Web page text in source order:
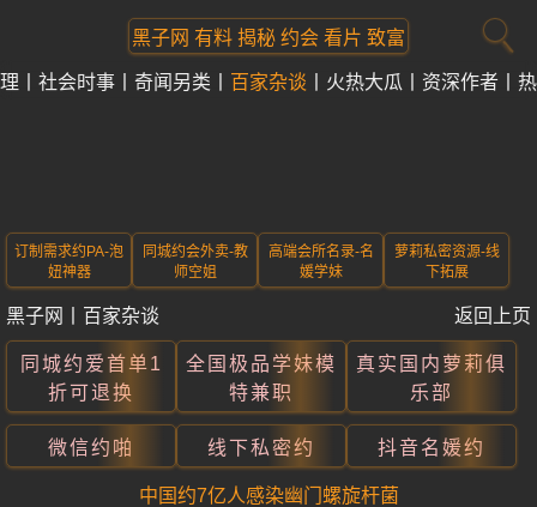
黑子网 有料 揭秘 约会 看片 致富
社会时事 奇闻另类 百家杂谈 火热大瓜 资深作者
订制需求约PA-泡
妞神器
同城约会外卖-教
师空姐
高端会所名录-名
媛学妹
萝莉私密资源-线
下拓展
黑子网 百家杂谈 返回上页
同城约爱首单1
折可退换
全国极品学妹模
特兼职
真实国内萝莉俱
乐部
微信约啪 线下私密约 抖音名媛约
中国约7亿人感染幽门螺旋杆菌